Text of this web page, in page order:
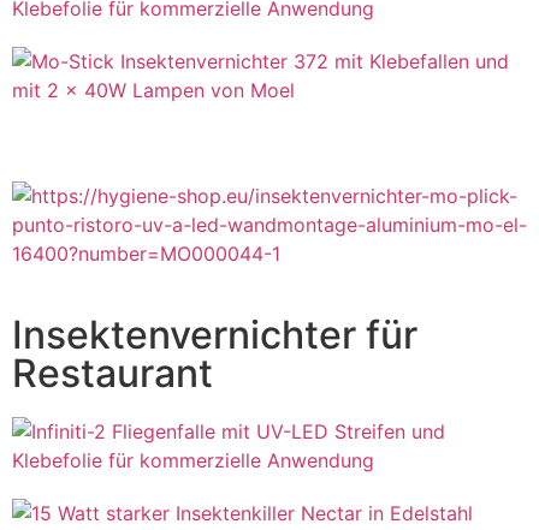
Insektenvernichter für
Restaurant